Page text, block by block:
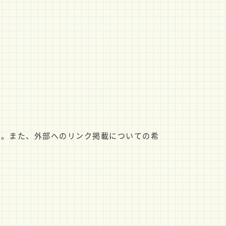
また、外部へのリンク掲載についての希